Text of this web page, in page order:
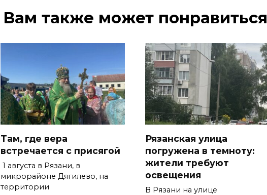
Вам также может понравиться
Там, где вера
встречается с присягой
1 августа в Рязани, в
микрорайоне Дягилево, на
территории
Рязанская улица
погружена в темноту:
жители требуют
освещения
В Рязани на улице